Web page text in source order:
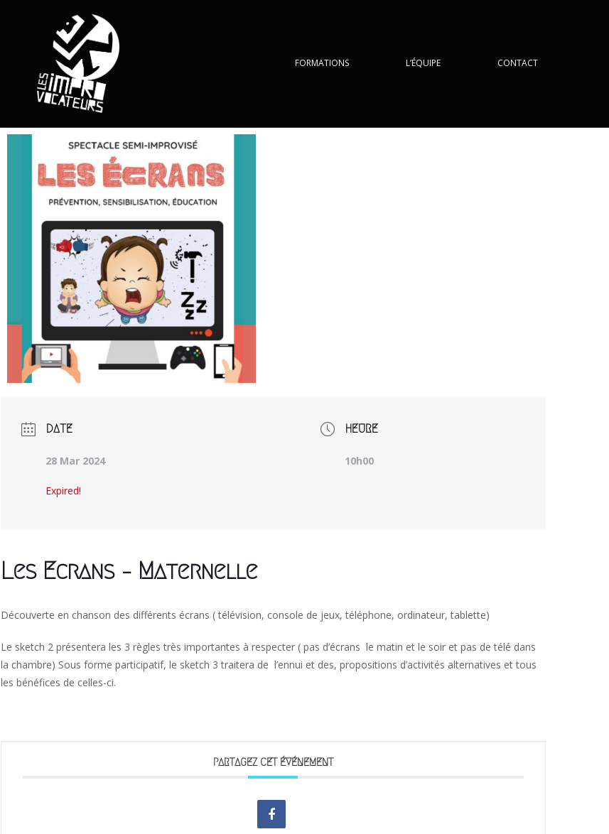
FORMATIONS L’ÉQUIPE CONTACT
DATE
28 Mar 2024
Expired!
HEURE
10h00
Les Ecrans – Maternelle
Découverte en chanson des différents écrans ( télévision, console de jeux, téléphone, ordinateur, tablette)
Le sketch 2 présentera les 3 règles très importantes à respecter ( pas d’écrans le matin et le soir et pas de télé dans
la chambre) Sous forme participatif, le sketch 3 traitera de l’ennui et des, propositions d’activités alternatives et tous
les bénéfices de celles-ci.
PARTAGEZ CET ÉVÉNEMENT